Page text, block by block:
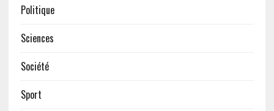
Politique
Sciences
Société
Sport